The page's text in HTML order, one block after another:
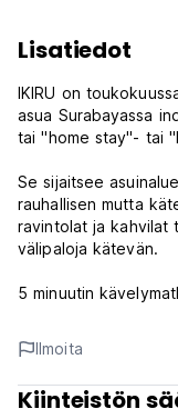
Lisatiedot
IKIRU on
asua Surabayassa
tai "home stay"- tai
Se sijaitsee
rauhallisen mutta
ravintolat ja kahvilat
välipaloja kätevän.
5 minuutin
supermarket
Uranus, 20 minuutin
rautatieasemalta,
Tunjungan Plaza ja
Ilmoita
Kiinteistön